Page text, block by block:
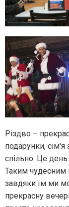
Різдво –
подарунки, сім'я
спільно. Це день
Таким чудесним
завдяки їм ми
прекрасну